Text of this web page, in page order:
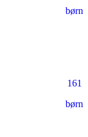
børn
161
børn